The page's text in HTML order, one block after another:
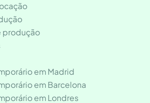
produção
em Madrid
em Barcelona
em Londres